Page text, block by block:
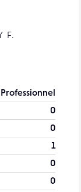
F.
Professionnel
0
0
1
0
0